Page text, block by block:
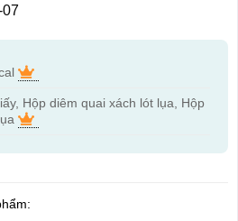
07
Hộp diêm quai xách lót lụa, Hộp